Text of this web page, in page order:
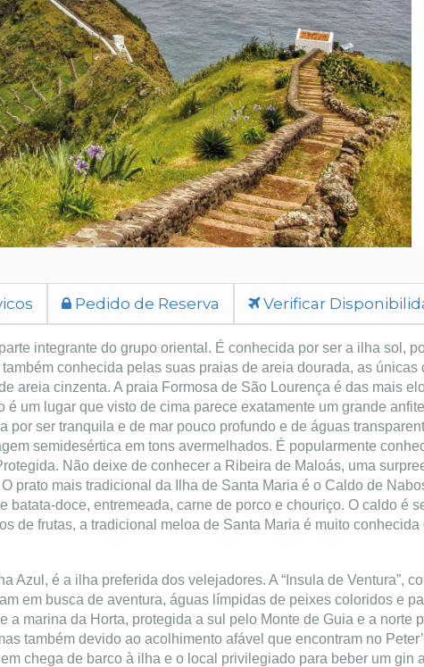
Pedido de Reserva Verificar
integrante do grupo oriental. É conhecida por ser a ilha sol,
conhecida pelas suas praias de areia dourada, as
areia cinzenta. A praia Formosa de São Lourença é das mais
é um lugar que visto de cima parece exatamente um grande
por ser tranquila e de mar pouco profundo e de águas
semidesértica em tons avermelhados. É popularmente
Não deixe de conhecer a Ribeira de Maloás, uma
O prato mais tradicional da Ilha de Santa Maria é o Caldo de
batata-doce, entremeada, carne de porco e chouriço. O caldo é
de frutas, a tradicional meloa de Santa Maria é muito
Azul, é a ilha preferida dos velejadores. A “Insula de Ventura”,
em busca de aventura, águas límpidas de peixes coloridos e
a marina da Horta, protegida a sul pelo Monte de Guia e a norte
também devido ao acolhimento afável que encontram no
chega de barco à ilha e o local privilegiado para beber um gin